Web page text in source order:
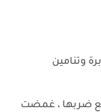
وتنامين
ضربها ، غمضت